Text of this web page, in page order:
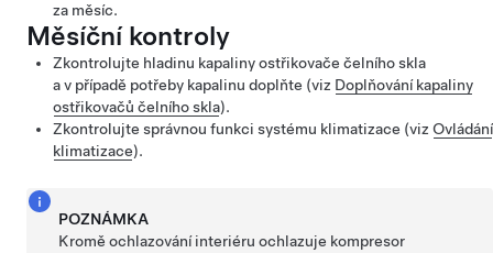
za měsíc.
Měsíční kontroly
Zkontrolujte hladinu kapaliny ostřikovače čelního skla
a v případě potřeby kapalinu doplňte (viz Doplňování kapaliny
ostřikovačů čelního skla).
Zkontrolujte správnou funkci systému klimatizace (viz Ovládání
klimatizace).
POZNÁMKA
Kromě ochlazování interiéru ochlazuje kompresor